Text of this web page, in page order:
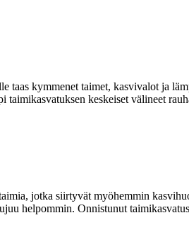
taas kymmenet taimet, kasvivalot ja
taimikasvatuksen keskeiset välineet
jotka siirtyvät myöhemmin
helpommin. Onnistunut